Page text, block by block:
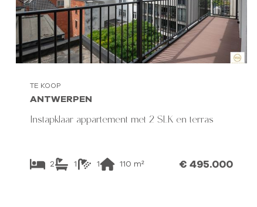
TE KOOP
ANTWERPEN
Instapklaar appartement met 2 SLK en terras
2 1 1 110 m² € 495.000